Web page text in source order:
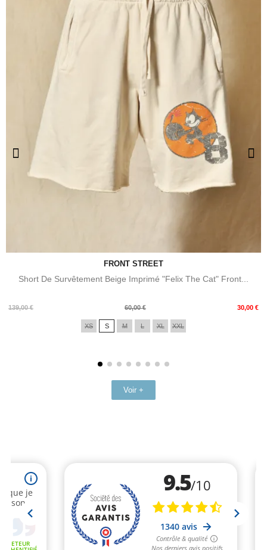
FRONT STREET
Short De Survêtement Beige Imprimé "Felix The Cat" Front...
139,00 €
Prix
60,00 € 30,00 €
Prix
XS S M L XL XXL
Voir +